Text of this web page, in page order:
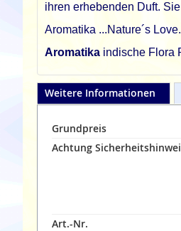
ihren erhebenden Duft.
Aromatika ...Nature´s Love.
Aromatika indische Flora
Weitere Informationen
Grundpreis
Achtung
Art.-Nr.